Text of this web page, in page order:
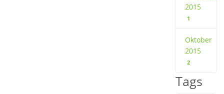
2015
1
Oktober
2015
2
Tags